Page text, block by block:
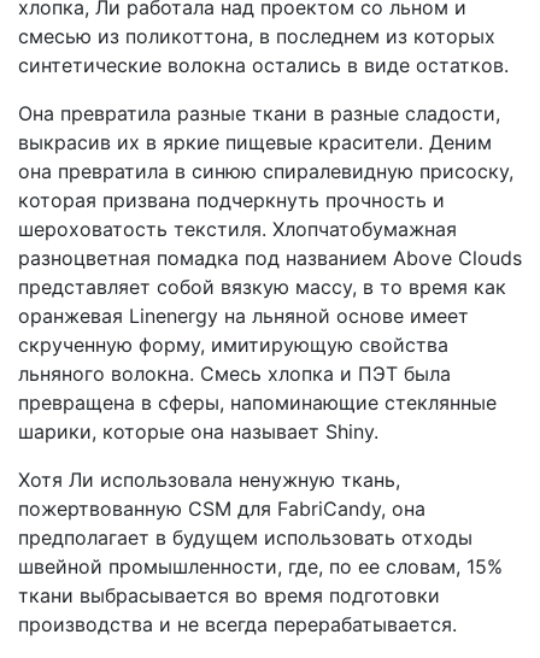
хлопка, Ли работала над проектом со льном и
смесью из поликоттона, в последнем из которых
синтетические волокна остались в виде остатков.
Она превратила разные ткани в разные сладости,
выкрасив их в яркие пищевые красители. Деним
она превратила в синюю спиралевидную присоску,
которая призвана подчеркнуть прочность и
шероховатость текстиля. Хлопчатобумажная
разноцветная помадка под названием Above Clouds
представляет собой вязкую массу, в то время как
оранжевая Linenergy на льняной основе имеет
скрученную форму, имитирующую свойства
льняного волокна. Смесь хлопка и ПЭТ была
превращена в сферы, напоминающие стеклянные
шарики, которые она называет Shiny.
Хотя Ли использовала ненужную ткань,
пожертвованную CSM для FabriCandy, она
предполагает в будущем использовать отходы
швейной промышленности, где, по ее словам, 15%
ткани выбрасывается во время подготовки
производства и не всегда перерабатывается.